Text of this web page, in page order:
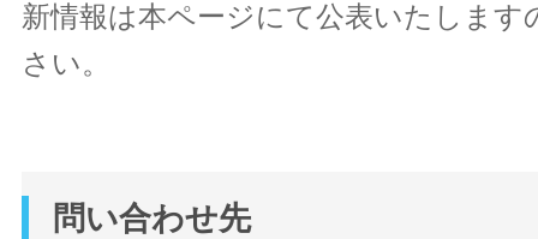
新情報は本ページにて公表いたします
さい。
問い合わせ先